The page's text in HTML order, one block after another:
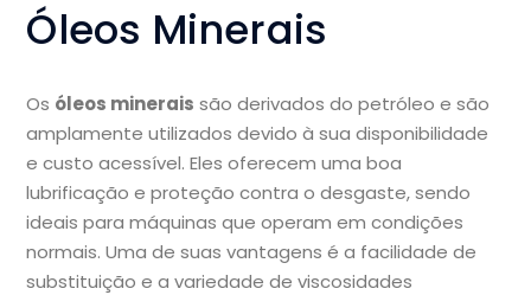
Óleos Minerais
Os óleos minerais são derivados do petróleo e são
amplamente utilizados devido à sua disponibilidade
e custo acessível. Eles oferecem uma boa
lubrificação e proteção contra o desgaste, sendo
ideais para máquinas que operam em condições
normais. Uma de suas vantagens é a facilidade de
substituição e a variedade de viscosidades